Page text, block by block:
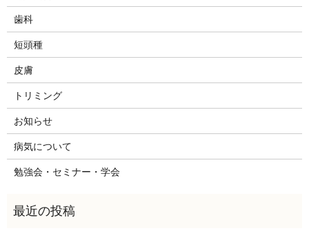
歯科
短頭種
皮膚
トリミング
お知らせ
病気について
勉強会・セミナー・学会